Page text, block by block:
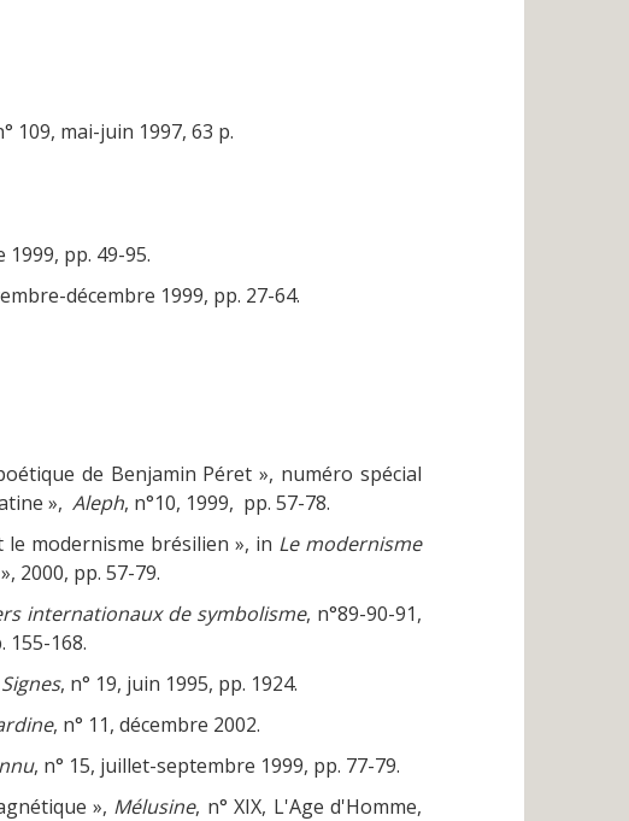
109, mai-juin 1997, 63 p.
1999, pp. 49-95.
décembre 1999, pp. 27-64.
de Benjamin Péret », numéro spécial
», Aleph, n°10, 1999, pp. 57-78.
modernisme brésilien », in Le modernisme
2000, pp. 57-79.
internationaux de symbolisme, n°89-90-91,
155-168.
Signes, n° 19, juin 1995, pp. 1924.
, n° 11, décembre 2002.
, n° 15, juillet-septembre 1999, pp. 77-79.
», Mélusine, n° XIX, L'Age d'Homme,